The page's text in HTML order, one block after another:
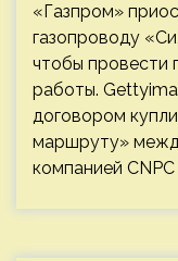
«Газпром»
газопроводу
чтобы провести
работы.
договором
маршруту»
компанией